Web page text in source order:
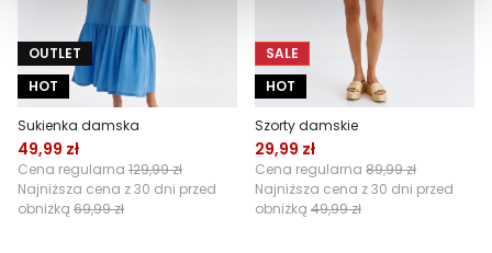
OUTLET
HOT
Sukienka damska
49,99 zł
Cena regularna 129,99 zł
Najniższa cena z 30 dni przed
obniżką 69,99 zł
SALE
HOT
Szorty damskie
29,99 zł
Cena regularna 89,99 zł
Najniższa cena z 30 dni przed
obniżką 49,99 zł